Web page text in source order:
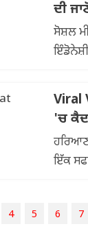
ਦੀ
ਸੋਸ਼ਲ
Viral
'ਚ
ਇੱਕ
4 5 6 7